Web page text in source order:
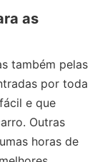
as
também pelas
por toda
e que
Outras
horas de